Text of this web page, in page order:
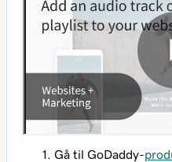
Gå til GoDaddy-